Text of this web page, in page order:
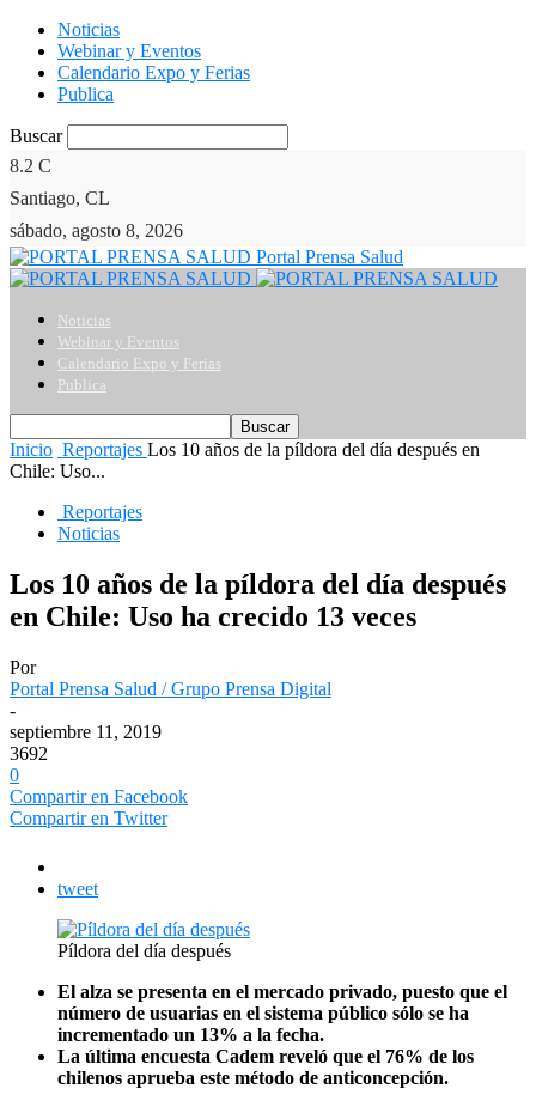
Noticias
Webinar y Eventos
Calendario Expo y Ferias
Publica
Buscar
8.2 C
Santiago, CL
sábado, agosto 8, 2026
Portal Prensa Salud
Noticias
Webinar y Eventos
Calendario Expo y Ferias
Publica
Inicio Reportajes Los 10 años de la píldora del día después en
Chile: Uso...
Reportajes
Noticias
Los 10 años de la píldora del día después
en Chile: Uso ha crecido 13 veces
Por
Portal Prensa Salud / Grupo Prensa Digital
-
septiembre 11, 2019
3692
0
Compartir en Facebook
Compartir en Twitter
tweet
Píldora del día después
El alza se presenta en el mercado privado, puesto que el
número de usuarias en el sistema público sólo se ha
incrementado un 13% a la fecha.
La última encuesta Cadem reveló que el 76% de los
chilenos aprueba este método de anticoncepción.